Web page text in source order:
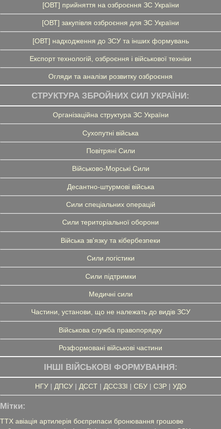
[ОВТ] прийняття на озброєння ЗС України
[ОВТ] закупівля озброєння для ЗС України
[ОВТ] надходження до ЗСУ та інших формувань
Експорт технологій, озброєння і військової техніки
Огляди та аналізи розвитку озброєння
СТРУКТУРА ЗБРОЙНИХ СИЛ УКРАЇНИ:
Організаційна структура ЗС України
Сухопутні війська
Повітряні Сили
Військово-Морські Сили
Десантно-штурмові війська
Сили спеціальних операцій
Сили територіальної оборони
Війська зв'язку та кібербезпеки
Сили логістики
Сили підтримки
Медичні сили
Частини, установи, що не належать до видів ЗСУ
Військова служба правопорядку
Розформовані військові частини
ІНШІ ВІЙСЬКОВІ ФОРМУВАННЯ:
НГУ| ДПСУ| ДССТ| ДССЗЗІ | СБУ| СЗР| УДО
Мітки:
ТТХ авіація артилерія боєприпаси бронювання грошове